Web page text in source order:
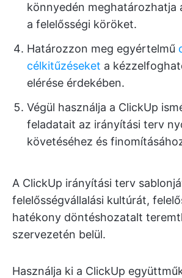
könnyedén meghatározhatja
a felelősségi köröket.
Határozzon meg egyértelmű
célkitűzéseket a
elérése érdekében.
Végül használja a ClickUp
feladatait az irányítási terv
követéséhez és
A ClickUp irányítási terv
felelősségvállalási kultúrát,
hatékony döntéshozatalt
szervezetén belül.
Használja ki a ClickUp